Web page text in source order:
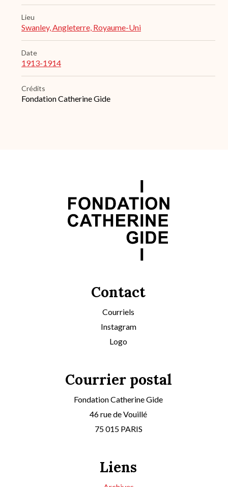
Lieu
Swanley, Angleterre, Royaume-Uni
Date
1913-1914
Crédits
Fondation Catherine Gide
Contact
Courriels
Instagram
Logo
Courrier postal
Fondation Catherine Gide
46 rue de Vouillé
75 015 PARIS
Liens